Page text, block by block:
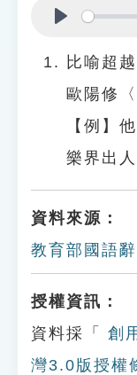
比喻超
歐陽修
【例】
樂界出人
資料來源：
教育部國語
授權資訊：
資料採「
創
灣3.0版授權